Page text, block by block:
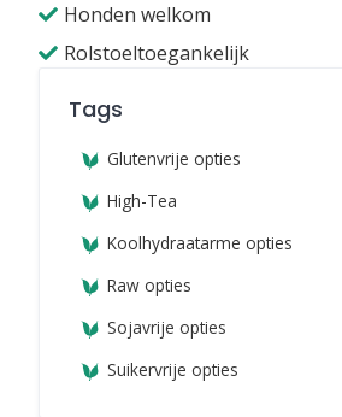
Honden welkom
Rolstoeltoegankelijk
Tags
Glutenvrije opties
High-Tea
Koolhydraatarme opties
Raw opties
Sojavrije opties
Suikervrije opties